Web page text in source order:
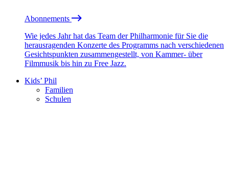
Abonnements
Wie jedes Jahr hat das Team der Philharmonie für Sie die
herausragenden Konzerte des Programms nach verschiedenen
Gesichtspunkten zusammengestellt, von Kammer- über
Filmmusik bis hin zu Free Jazz.
Kids’ Phil
Familien
Schulen